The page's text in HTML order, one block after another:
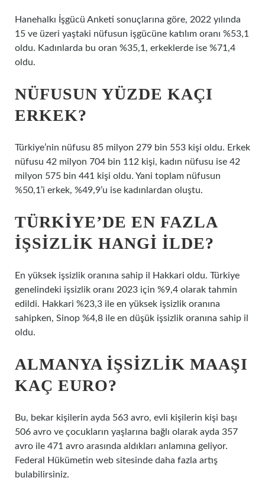
Hanehalkı İşgücü Anketi sonuçlarına göre, 2022 yılında
15 ve üzeri yaştaki nüfusun işgücüne katılım oranı %53,1
oldu. Kadınlarda bu oran %35,1, erkeklerde ise %71,4
oldu.
NÜFUSUN YÜZDE KAÇI
ERKEK?
Türkiye’nin nüfusu 85 milyon 279 bin 553 kişi oldu. Erkek
nüfusu 42 milyon 704 bin 112 kişi, kadın nüfusu ise 42
milyon 575 bin 441 kişi oldu. Yani toplam nüfusun
%50,1’i erkek, %49,9’u ise kadınlardan oluştu.
TÜRKIYE’DE EN FAZLA
IŞSIZLIK HANGI ILDE?
En yüksek işsizlik oranına sahip il Hakkari oldu. Türkiye
genelindeki işsizlik oranı 2023 için %9,4 olarak tahmin
edildi. Hakkari %23,3 ile en yüksek işsizlik oranına
sahipken, Sinop %4,8 ile en düşük işsizlik oranına sahip il
oldu.
ALMANYA IŞSIZLIK MAAŞI
KAÇ EURO?
Bu, bekar kişilerin ayda 563 avro, evli kişilerin kişi başı
506 avro ve çocukların yaşlarına bağlı olarak ayda 357
avro ile 471 avro arasında aldıkları anlamına geliyor.
Federal Hükümetin web sitesinde daha fazla artış
bulabilirsiniz.